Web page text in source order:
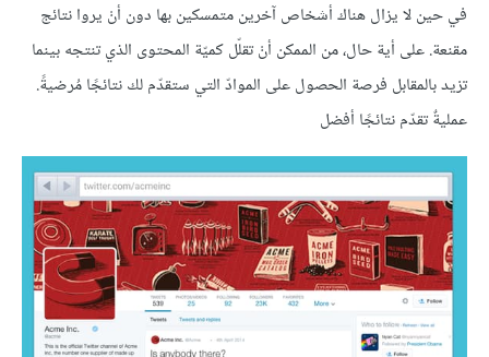
في حين لا يزال هناك أشخاص آخرين متمسكين بها دون أنْ يروا نتائج
مقنعة. على أية حال، من الممكن أنْ تقلّل كميّة المحتوى الذي تنتجه بينما
تزيد بالمقابل فرصة الحصول على الموادّ التي ستقدّم لك نتائجًا مُرضيةً.
عمليةٌ تقدّم نتائجًا أفضل